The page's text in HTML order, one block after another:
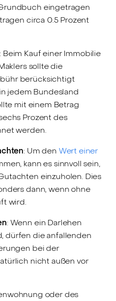
eingetragen
circa 0.5 Prozent
: Beim Kauf einer Immobilie
sollte die
berücksichtigt
jedem Bundesland
mit einem Betrag
Prozent des
werden.
: Um den Wert einer
kann es sinnvoll sein,
einzuholen. Dies
dann, wenn ohne
wird.
: Wenn ein Darlehen
dürfen die anfallenden
bei der
nicht außen vor
oder des